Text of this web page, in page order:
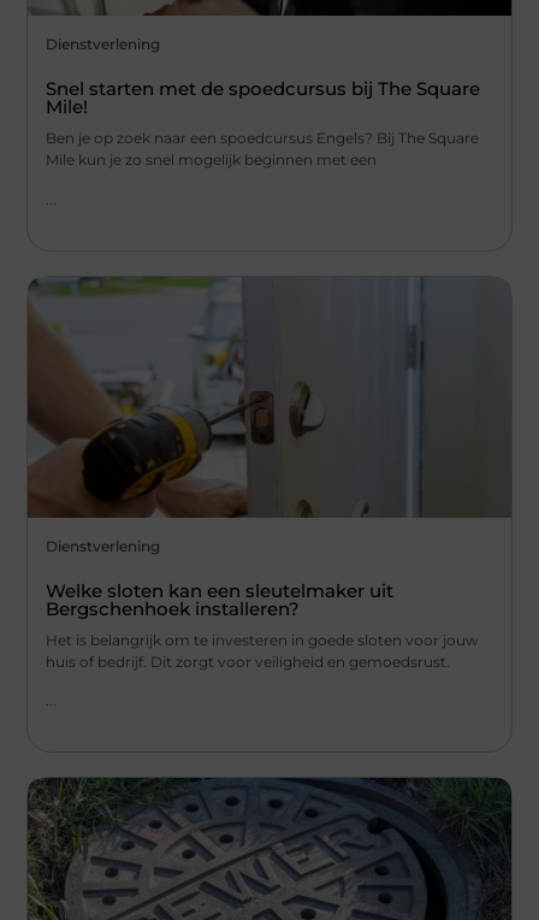
Dienstverlening
Snel starten met de spoedcursus bij The Square
Mile!
Ben je op zoek naar een spoedcursus Engels? Bij The Square
Mile kun je zo snel mogelijk beginnen met een
Dienstverlening
Welke sloten kan een sleutelmaker uit
Bergschenhoek installeren?
Het is belangrijk om te investeren in goede sloten voor jouw
huis of bedrijf. Dit zorgt voor veiligheid en gemoedsrust.
...